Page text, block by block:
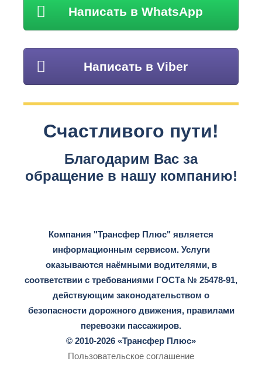
Написать в WhatsApp
Написать в Viber
Счастливого пути!
Благодарим Вас за
обращение в нашу компанию!
Компания "Трансфер Плюс" является
информационным сервисом. Услуги
оказываются наёмными водителями, в
соответствии с требованиями ГОСТа № 25478-91,
действующим законодательством о
безопасности дорожного движения, правилами
перевозки пассажиров.
© 2010-2026 «Трансфер Плюс»
Пользовательское соглашение